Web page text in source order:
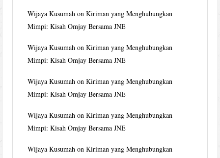
Wijaya Kusumah onKiriman yang Menghubungkan
Mimpi: Kisah Omjay Bersama JNE
Wijaya Kusumah onKiriman yang Menghubungkan
Mimpi: Kisah Omjay Bersama JNE
Wijaya Kusumah onKiriman yang Menghubungkan
Mimpi: Kisah Omjay Bersama JNE
Wijaya Kusumah onKiriman yang Menghubungkan
Mimpi: Kisah Omjay Bersama JNE
Wijaya Kusumah onKiriman yang Menghubungkan